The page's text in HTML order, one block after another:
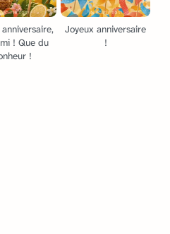
! Que du
!
Joyeux anniversaire
!